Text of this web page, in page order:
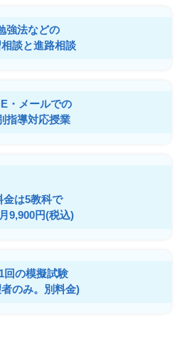
強法などの
談と進路相談
・メールでの
指導対応授業
金は5教科で
9,900円(税込)
回の模擬試験
のみ。別料金)